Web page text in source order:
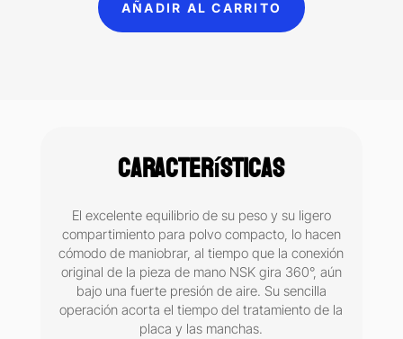
aeropulidor
neumático
AÑADIR AL CARRITO
Características
El excelente equilibrio de su peso y su ligero
compartimiento para polvo compacto, lo hacen
cómodo de maniobrar, al tiempo que la conexión
original de la pieza de mano NSK gira 360°, aún
bajo una fuerte presión de aire. Su sencilla
operación acorta el tiempo del tratamiento de la
placa y las manchas.